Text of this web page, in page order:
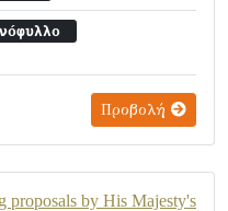
Προβολή
proposals by His Majesty's